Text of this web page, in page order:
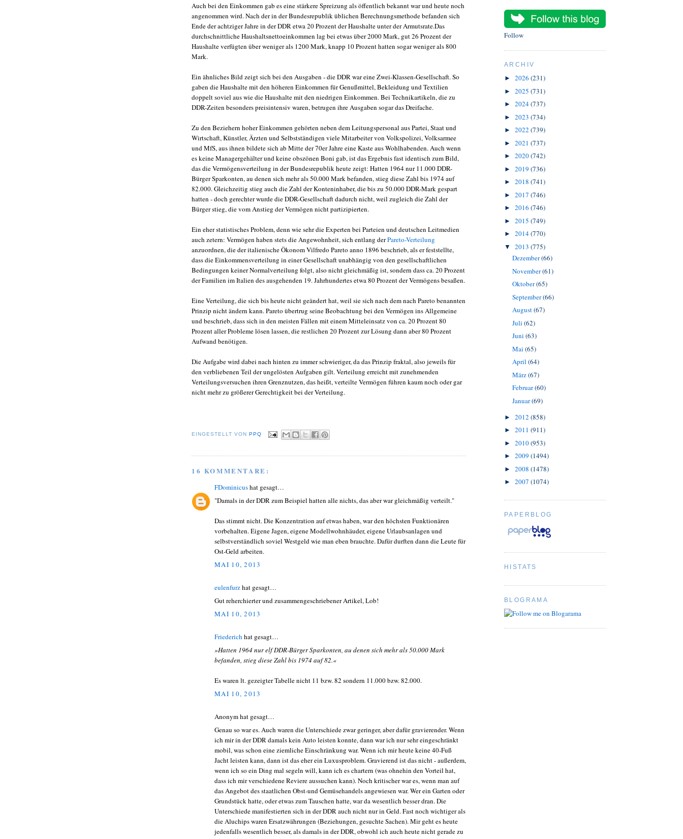
Auch bei den Einkommen gab es eine stärkere Spreizung als öffentlich bekannt war und heute noch
angenommen wird. Nach der in der Bundesrepublik üblichen Berechnungsmethode befanden sich
Ende der achtziger Jahre in der DDR etwa 20 Prozent der Haushalte unter der Armutsrate.Das
durchschnittliche Haushaltsnettoeinkommen lag bei etwas über 2000 Mark, gut 26 Prozent der
Haushalte verfügten über weniger als 1200 Mark, knapp 10 Prozent hatten sogar weniger als 800
Mark.
Ein ähnliches Bild zeigt sich bei den Ausgaben - die DDR war eine Zwei-Klassen-Gesellschaft. So
gaben die Haushalte mit den höheren Einkommen für Genußmittel, Bekleidung und Textilien
doppelt soviel aus wie die Haushalte mit den niedrigen Einkommen. Bei Technikartikeln, die zu
DDR-Zeiten besonders preisintensiv waren, betrugen ihre Ausgaben sogar das Dreifache.
Zu den Beziehern hoher Einkommen gehörten neben dem Leitungspersonal aus Partei, Staat und
Wirtschaft, Künstler, Ärzten und Selbstständigen viele Mitarbeiter von Volkspolizei, Volksarmee
und MfS, aus ihnen bildete sich ab Mitte der 70er Jahre eine Kaste aus Wohlhabenden. Auch wenn
es keine Managergehälter und keine obszönen Boni gab, ist das Ergebnis fast identisch zum Bild,
das die Vermögensverteilung in der Bundesrepublik heute zeigt: Hatten 1964 nur 11.000 DDR-
Bürger Sparkonten, au denen sich mehr als 50.000 Mark befanden, stieg diese Zahl bis 1974 auf
82.000. Gleichzeitig stieg auch die Zahl der Konteninhaber, die bis zu 50.000 DDR-Mark gespart
hatten - doch gerechter wurde die DDR-Gesellschaft dadurch nicht, weil zugleich die Zahl der
Bürger stieg, die vom Anstieg der Vermögen nicht partizipierten.
Ein eher statistisches Problem, denn wie sehr die Experten bei Parteien und deutschen Leitmedien
auch zetern: Vermögen haben stets die Angewohnheit, sich entlang derPareto-Verteilung
anzuordnen, die der italienische Ökonom Vilfredo Pareto anno 1896 beschrieb, als er feststellte,
dass die Einkommensverteilung in einer Gesellschaft unabhängig von den gesellschaftlichen
Bedingungen keiner Normalverteilung folgt, also nicht gleichmäßig ist, sondern dass ca. 20 Prozent
der Familien im Italien des ausgehenden 19. Jahrhundertes etwa 80 Prozent der Vermögens besaßen.
Eine Verteilung, die sich bis heute nicht geändert hat, weil sie sich nach dem nach Pareto benannten
Prinzip nicht ändern kann. Pareto übertrug seine Beobachtung bei den Vermögen ins Allgemeine
und beschrieb, dass sich in den meisten Fällen mit einem Mitteleinsatz von ca. 20 Prozent 80
Prozent aller Probleme lösen lassen, die restlichen 20 Prozent zur Lösung dann aber 80 Prozent
Aufwand benötigen.
Die Aufgabe wird dabei nach hinten zu immer schwieriger, da das Prinzip fraktal, also jeweils für
den verbliebenen Teil der ungelösten Aufgaben gilt. Verteilung erreicht mit zunehmenden
Verteilungsversuchen ihren Grenznutzen, das heißt, verteilte Vermögen führen kaum noch oder gar
nicht mehr zu größerer Gerechtigkeit bei der Verteilung.
EINGESTELLT VON PPQ
16 KOMMENTARE:
FDominicushat gesagt…
"Damals in der DDR zum Beispiel hatten alle nichts, das aber war gleichmäßig verteilt."
Das stimmt nicht. Die Konzentration auf etwas haben, war den höchsten Funktionären
vorbehalten. Eigene Jagen, eigene Modellwohnhäuder, eigene Urlaubsanlagen und
selbstverständlich soviel Westgeld wie man eben brauchte. Dafür durften dann die Leute für
Ost-Geld arbeiten.
MAI 10, 2013
eulenfurzhat gesagt…
Gut reherchierter und zusammengeschriebener Artikel, Lob!
MAI 10, 2013
Friederich hat gesagt…
»Hatten 1964 nur elf DDR-Bürger Sparkonten, au denen sich mehr als 50.000 Mark
befanden, stieg diese Zahl bis 1974 auf 82.«
Es waren lt. gezeigter Tabelle nicht 11 bzw. 82 sondern 11.000 bzw. 82.000.
MAI 10, 2013
Anonym hat gesagt…
Genau so war es. Auch waren die Unterschiede zwar geringer, aber dafür gravierender. Wenn
ich mir in der DDR damals kein Auto leisten konnte, dann war ich nur sehr eingeschränkt
mobil, was schon eine ziemliche Einschränkung war. Wenn ich mir heute keine 40-Fuß
Jacht leisten kann, dann ist das eher ein Luxusproblem. Gravierend ist das nicht - außerdem,
wenn ich so ein Ding mal segeln will, kann ich es chartern (was ohnehin den Vorteil hat,
dass ich mir verschiedene Reviere aussuchen kann). Noch kritischer war es, wenn man auf
das Angebot des staatlichen Obst-und Gemüsehandels angewiesen war. Wer ein Garten oder
Grundstück hatte, oder etwas zum Tauschen hatte, war da wesentlich besser dran. Die
Unterschiede manifestierten sich in der DDR auch nicht nur in Geld. Fast noch wichtiger als
die Aluchips waren Ersatzwährungen (Beziehungen, gesuchte Sachen). Mir geht es heute
jedenfalls wesentlich besser, als damals in der DDR, obwohl ich auch heute nicht gerade zu
Follow
ARCHIV
► 2026 (231)
► 2025 (731)
► 2024(737)
► 2023 (734)
► 2022 (739)
► 2021 (737)
► 2020(742)
► 2019 (736)
► 2018 (741)
► 2017 (746)
► 2016 (746)
► 2015 (749)
► 2014(770)
▼ 2013 (775)
Dezember(66)
November(61)
Oktober(65)
September(66)
August(67)
Juli (62)
Juni (63)
Mai (65)
April (64)
März(67)
Februar(60)
Januar(69)
► 2012 (858)
► 2011 (911)
► 2010(953)
► 2009 (1494)
► 2008 (1478)
► 2007 (1074)
PAPERBLOG
HISTATS
BLOGRAMA